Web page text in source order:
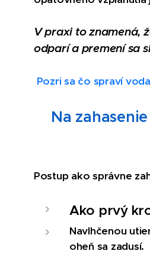
V praxi to znamená,
odparí a premení sa
Pozri sa čo spraví
Na
Postup ako správne
Ako prvý
Navlhčenou
oheň sa zadusí.